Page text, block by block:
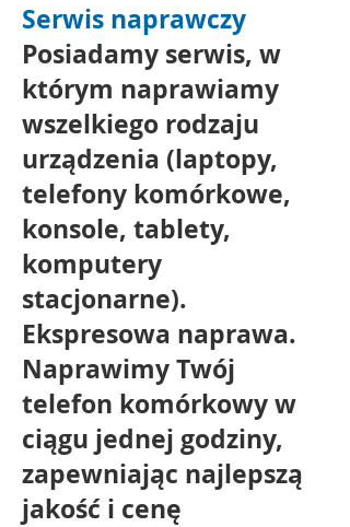
Serwis naprawczy
Posiadamy serwis, w
którym naprawiamy
wszelkiego rodzaju
urządzenia (laptopy,
telefony komórkowe,
konsole, tablety,
komputery
stacjonarne).
Ekspresowa naprawa.
Naprawimy Twój
telefon komórkowy w
ciągu jednej godziny,
zapewniając najlepszą
jakość i cenę